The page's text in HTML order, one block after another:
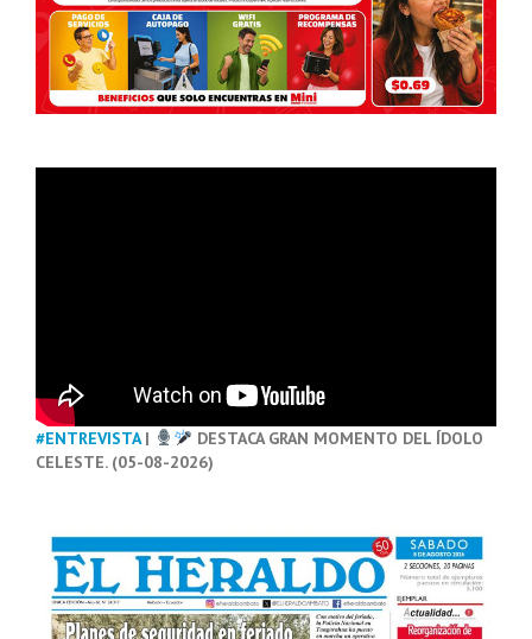
#ENTREVISTA|
DESTACA GRAN MOMENTO DEL ÍDOLO
CELESTE. (05-08-2026)